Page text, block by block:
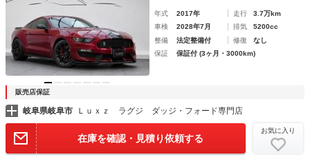
年式 2017年 走行
3.7万km
車検
2028年7月 排気
5200cc
整備
法定整備付 修復
なし
保証
保証付 (3ヶ月・3000km)
販売店保証
岐阜県岐阜市 Ｌｕｘｚ ラグジ ダッジ・フォード専門店
在庫を確認・見積り依頼する
お気に入り